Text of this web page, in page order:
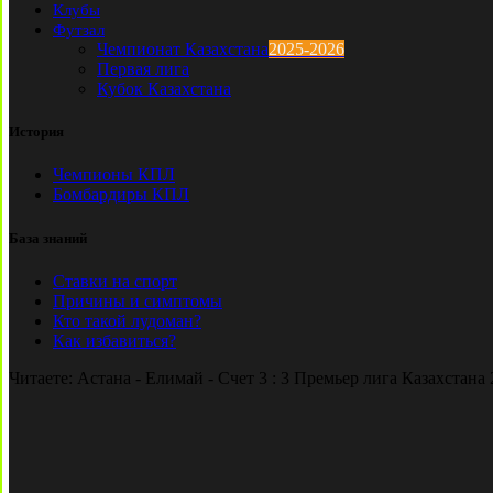
Клубы
Футзал
Чемпионат Казахстана2025-2026
Первая лига
Кубок Казахстана
История
Чемпионы КПЛ
Бомбардиры КПЛ
База знаний
Ставки на спорт
Причины и симптомы
Кто такой лудоман?
Как избавиться?
Читаете: Астана - Елимай - Счет 3 : 3 Премьер лига Казахстана